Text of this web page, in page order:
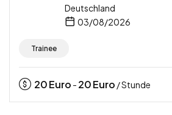
Deutschland
03/08/2026
Trainee
20Euro - 20Euro / Stunde